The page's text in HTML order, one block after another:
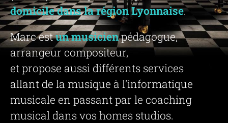
domicile dans la région Lyonnaise.
Marc estun musicienpédagogue,
arrangeur compositeur,
et propose aussi différents services
allant de la musique à l’informatique
musicale en passant par le coaching
musical dans vos homes studios.